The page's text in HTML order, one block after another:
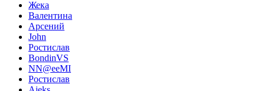
Жека
Валентина
Арсений
John
Ростислав
BondinVS
NN@eeMI
Ростислав